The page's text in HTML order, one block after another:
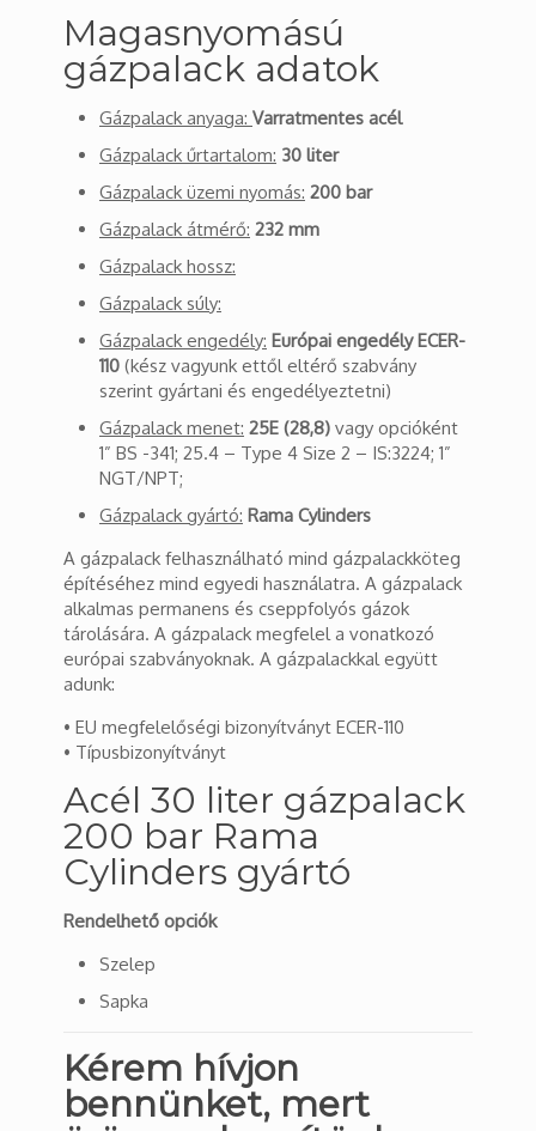
Magasnyomású
gázpalack adatok
Gázpalack anyaga: Varratmentes acél
Gázpalack űrtartalom: 30 liter
Gázpalack üzemi nyomás: 200 bar
Gázpalack átmérő: 232 mm
Gázpalack hossz:
Gázpalack súly:
Gázpalack engedély: Európai engedély ECER-
110 (kész vagyunk ettől eltérő szabvány
szerint gyártani és engedélyeztetni)
Gázpalack menet: 25E (28,8) vagy opcióként
1” BS -341; 25.4 – Type 4 Size 2 – IS:3224; 1”
NGT/NPT;
Gázpalack gyártó: Rama Cylinders
A gázpalack felhasználható mind gázpalackköteg
építéséhez mind egyedi használatra. A gázpalack
alkalmas permanens és cseppfolyós gázok
tárolására. A gázpalack megfelel a vonatkozó
európai szabványoknak. A gázpalackkal együtt
adunk:
• EU megfelelőségi bizonyítványt ECER-110
• Típusbizonyítványt
Acél 30 liter gázpalack
200 bar Rama
Cylinders gyártó
Rendelhető opciók
Szelep
Sapka
Kérem hívjon
bennünket, mert